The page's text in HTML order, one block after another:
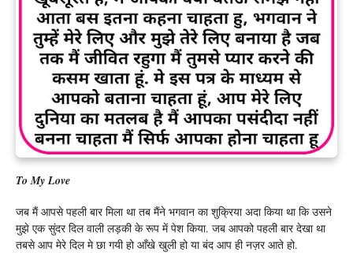
To My Love
जब मैं आपसे पहली बार मिला था तब मैंने भगवान का शुक्रिया अदा किया था कि उसने
मुझे एक सुंदर दिल वाली लड़की के रूप में पेश किया. जब आपको पहली बार देखा था
तबसे आप मेरे दिल मे छा गयी हो आँखे खुली हो या बंद आप ही नज़र आते हो.